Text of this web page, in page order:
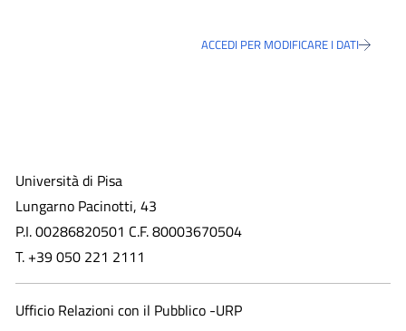
ACCEDI PER MODIFICARE I DATI
Università di Pisa
Lungarno Pacinotti, 43
P.I. 00286820501 C.F. 80003670504
T. +39 050 221 2111
Ufficio Relazioni con il Pubblico -URP